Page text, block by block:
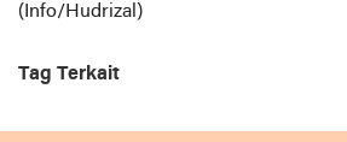
(Info/Hudrizal)
Tag Terkait